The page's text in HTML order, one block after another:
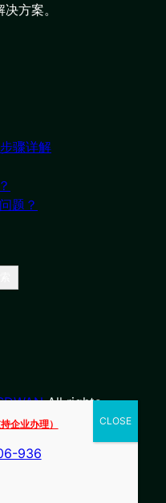
方案。
骤详解
题？
All rights
持企业办理）
936